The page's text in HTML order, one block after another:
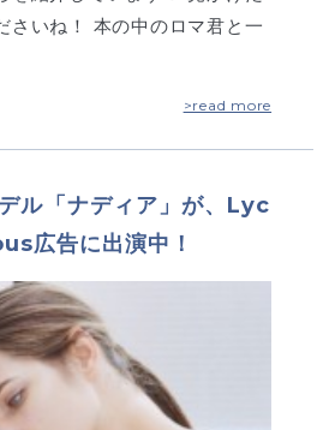
さいね！ 本の中のロマ君と一
>read more
ル「ナディア」が、Lyc
広告に出演中！